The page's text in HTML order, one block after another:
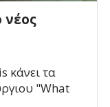
νέος
κάνει τα
"What